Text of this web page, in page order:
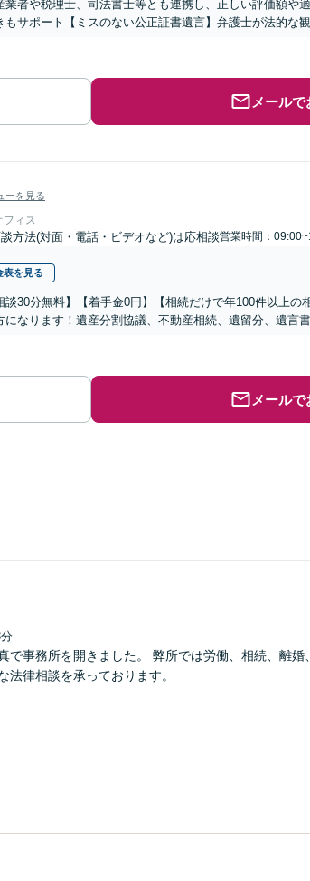
業者や税理士、司法書士等とも連携し、正しい評価額や
サポート【ミスのない公正証書遺言】弁護士が法的な
メール
ーを見る
フィス
方法(対面・電話・ビデオなど)は応相談営業時間：
表を見る
談30分無料】【着手金0円】【相続だけで年100件以上の
なります！遺産分割協議、不動産相続、遺留分、遺言
メール
で事務所を開きました。 弊所では労働、相続、離婚
法律相談を承っております。